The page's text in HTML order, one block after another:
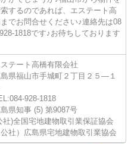
するのであれば、エステート高
でお問合せください♪連絡先は08
1818です♪お待ちしております
テート高橋有限会社
県福山市手城町２丁目２５―１
928-1818
県知事 (5) 第9087号
社)全国宅地建物取引業保証協会
公社）広島県宅地建物取引業協会